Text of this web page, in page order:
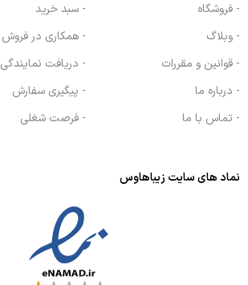
- فروشگاه
- وبلاگ
- قوانین و مقررات
- درباره ما
- تماس با ما
- سبد خرید
- همکاری در فروش
- دریافت نمایندگی
- پیگیری سفارش
- فرصت شغلی
نماد های سایت زیباهاوس